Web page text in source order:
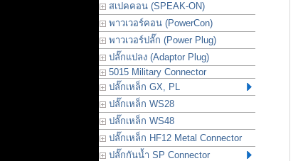
สเปคคอน (SPEAK-ON)
พาวเวอร์คอน (PowerCon)
พาวเวอร์ปลั๊ก (Power Plug)
ปลั๊กแปลง (Adaptor Plug)
5015 Military Connector
ปลั๊กเหล็ก GX, PL
ปลั๊กเหล็ก WS28
ปลั๊กเหล็ก WS48
ปลั๊กเหล็ก HF12 Metal Connector
ปลั๊กกันน้ำ SP Connector